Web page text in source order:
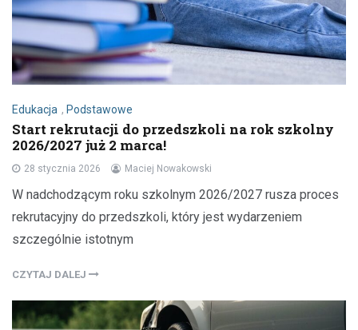
Edukacja , Podstawowe
Start rekrutacji do przedszkoli na rok szkolny
2026/2027 już 2 marca!
28 stycznia 2026 Maciej Nowakowski
W nadchodzącym roku szkolnym 2026/2027 rusza proces
rekrutacyjny do przedszkoli, który jest wydarzeniem
szczególnie istotnym
CZYTAJ DALEJ